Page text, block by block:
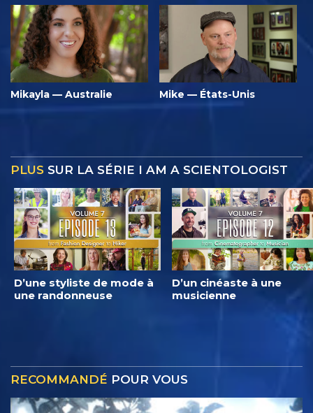
Mikayla — Australie Mike — États-Unis
PLUS SUR LA SÉRIE I AM A SCIENTOLOGIST
D’une styliste de mode à
une randonneuse
D’un cinéaste à une
musicienne
RECOMMANDÉ POUR VOUS